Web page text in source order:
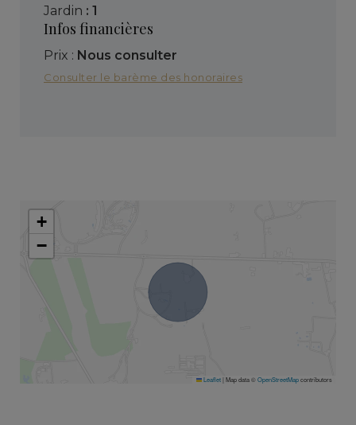
jardin : 1
Infos financières
Prix : Nous consulter
Consulter le barème des honoraires
+
−
Leaflet| Map data ©OpenStreetMapcontributors